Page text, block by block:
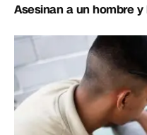
Asesinan a un hombre